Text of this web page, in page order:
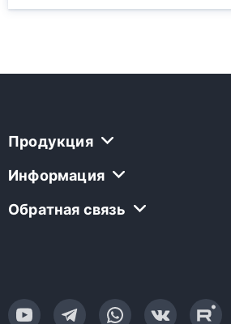
Продукция
Информация
Обратная связь